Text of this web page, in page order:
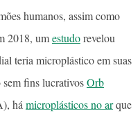
humanos, assim como
2018, umestudorevelou
teria microplástico em suas
sem fins lucrativosOrb
há microplásticos no arque